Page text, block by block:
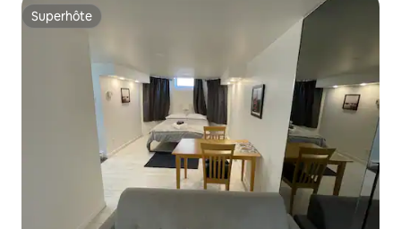
Superhôte
Superhôte